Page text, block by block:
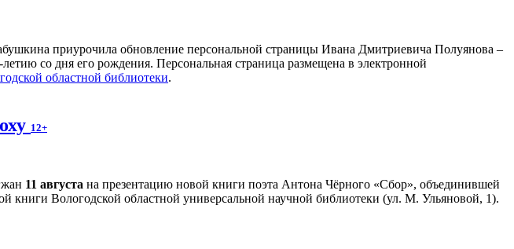
приурочила обновление персональной страницы Ивана Дмитриевича Полуянова –
со дня его рождения. Персональная страница размещена в электронной
областной библиотеки.
12+
11 августа на презентацию новой книги поэта Антона Чёрного «Сбор», объединившей
книги Вологодской областной универсальной научной библиотеки (ул. М. Ульяновой, 1).